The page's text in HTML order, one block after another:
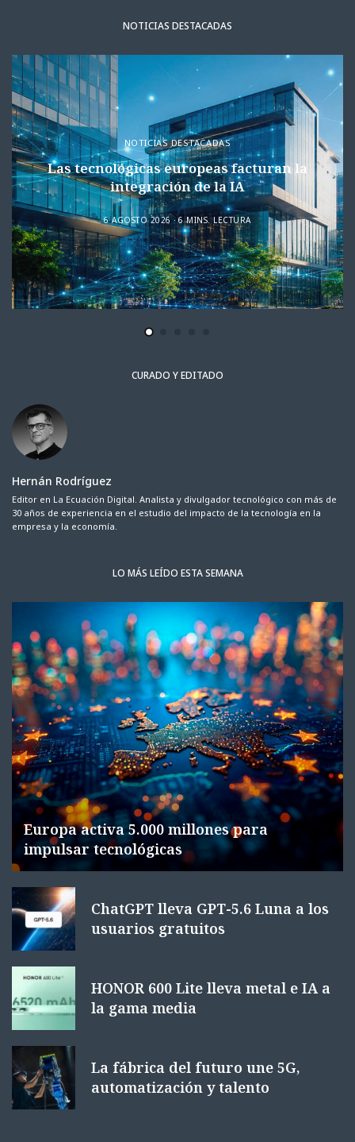
NOTICIAS DESTACADAS
NOTICIAS DESTACADAS
Las tecnológicas europeas facturan la
integración de la IA
6 AGOSTO 2026 6 MINS. LECTURA
CURADO Y EDITADO
Hernán Rodríguez
Editor en La Ecuación Digital. Analista y divulgador tecnológico con más de
30 años de experiencia en el estudio del impacto de la tecnología en la
empresa y la economía.
LO MÁS LEÍDO ESTA SEMANA
Europa activa 5.000 millones para
impulsar tecnológicas
ChatGPT lleva GPT-5.6 Luna a los
usuarios gratuitos
HONOR 600 Lite lleva metal e IA a
la gama media
La fábrica del futuro une 5G,
automatización y talento